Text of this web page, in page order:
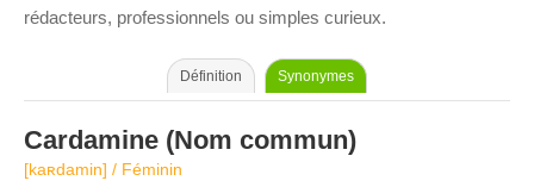
rédacteurs, professionnels ou simples curieux.
Définition Synonymes
Cardamine (Nom commun)
[kaʀdamin] / Féminin